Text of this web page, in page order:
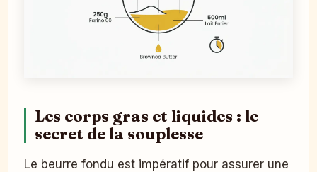
Les corps gras et liquides : le
secret de la souplesse
Le beurre fondu est impératif pour assurer une